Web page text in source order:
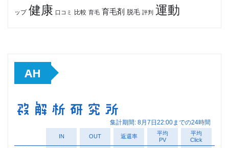
ップ 健康 口コミ 比較 育毛 育毛剤 脱毛 評判 運動
AH